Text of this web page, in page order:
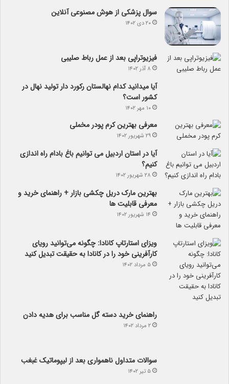
سوال پزشکی از هوش مصنوعی آنلاین
۲۰ دی ۱۴۰۲
فیزیوتراپی بعد از عمل رباط صلیبی
۸ آذر ۱۴۰۲
آیا می­دانید کدام نهالستان رکورد دار تولید نهال­ در
کشور است؟
۱۰ مهر ۱۴۰۲
معرفی بهترین کرم پودر مخملی
۲۹ شهریور ۱۴۰۲
آیا در استان اردبیل می توانیم باغ بادام راه اندازی
کنیم؟
۲۸ شهریور ۱۴۰۲
بهترین مارک دریل چکشی بازار + راهنمای خرید و
معرفی قابلیت ها
۱۴ شهریور ۱۴۰۲
ویزای استارتاپ کانادا: چگونه می‌توانید رویای
کارآفرینی خود را در کانادا به حقیقت تبدیل کنید
۵ مرداد ۱۴۰۲
راهنمای خرید دسته گل مناسب برای هدیه دادن
۲ مرداد ۱۴۰۲
سوالات متداول ناهمواری بعد از لیپوماتیک غبغب
۵ تیر ۱۴۰۲